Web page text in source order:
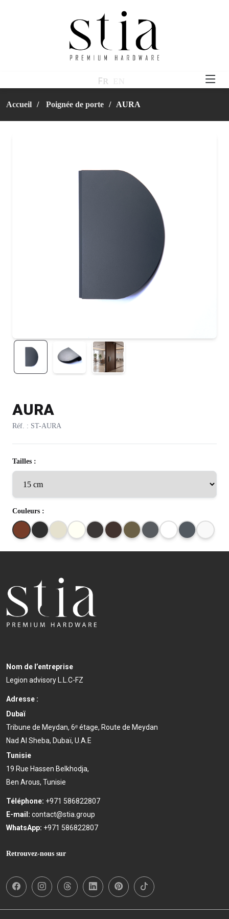
ꜰʀ
Accueil Poignée de porte AURA
AURA
Réf. : ST-AURA
Tailles :
Couleurs :
Nom de l’entreprise
Legion advisory L.L.C-FZ
Adresse :
Dubaï
Tribune de Meydan, 6ᵉ étage, Route de Meydan
Nad Al Sheba, Dubaï, U.A.E
Tunisie
19 Rue Hassen Belkhodja,
Ben Arous, Tunisie
Téléphone: +971 586822807
E-mail: contact@stia.group
WhatsApp: +971 586822807
Retrouvez-nous sur